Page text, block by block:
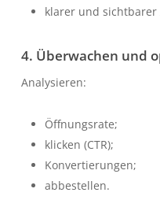
klarer und
4. Überwachen und
Analysieren:
Öffnungsrate;
klicken (CTR);
Konvertierungen;
abbestellen.